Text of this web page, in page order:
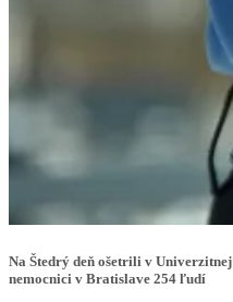
Na Štedrý deň ošetrili v Univerzitnej
nemocnici v Bratislave 254 ľudí